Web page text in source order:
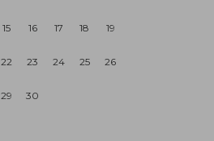
15 16 17 18 19
22 23 24 25 26
29 30